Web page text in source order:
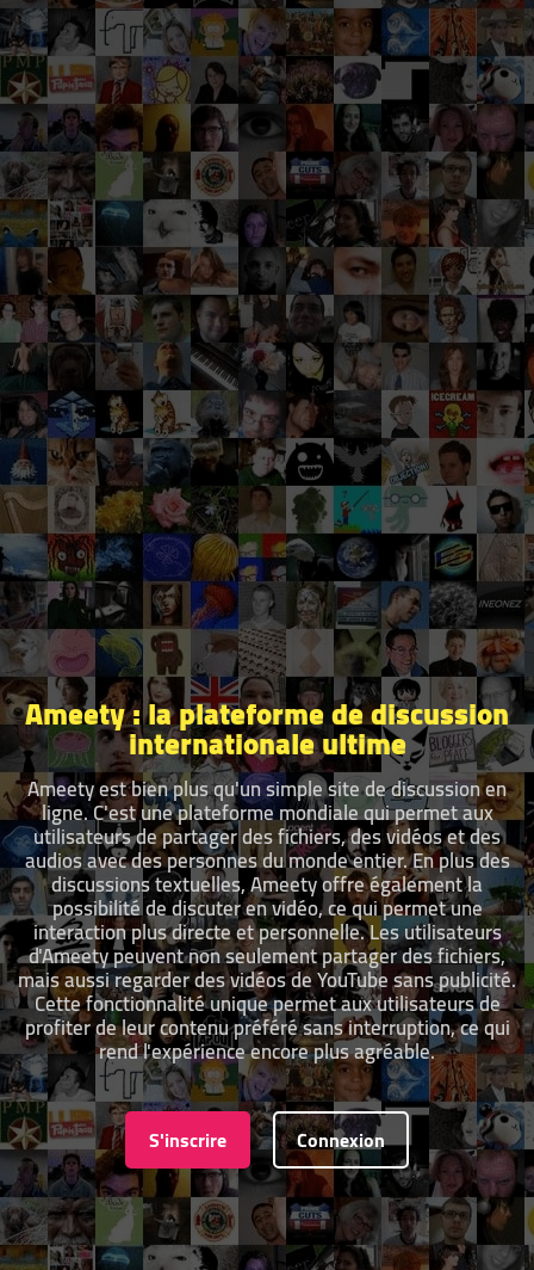
Ameety : la plateforme de discussion
internationale ultime
Ameety est bien plus qu'un simple site de discussion en
ligne. C'est une plateforme mondiale qui permet aux
utilisateurs de partager des fichiers, des vidéos et des
audios avec des personnes du monde entier. En plus des
discussions textuelles, Ameety offre également la
possibilité de discuter en vidéo, ce qui permet une
interaction plus directe et personnelle. Les utilisateurs
d'Ameety peuvent non seulement partager des fichiers,
mais aussi regarder des vidéos de YouTube sans publicité.
Cette fonctionnalité unique permet aux utilisateurs de
profiter de leur contenu préféré sans interruption, ce qui
rend l'expérience encore plus agréable.
S'inscrire Connexion